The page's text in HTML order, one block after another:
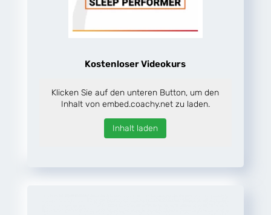
Kostenloser Videokurs
Klicken Sie auf den unteren Button, um den
Inhalt von embed.coachy.net zu laden.
Inhalt laden